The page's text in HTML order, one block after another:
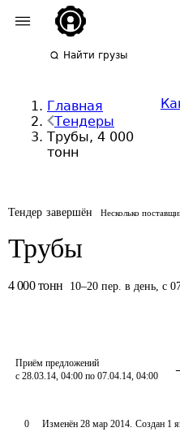
Найти грузы
Главная
Тендеры
Трубы, 4 000
тонн
Тендер завершён Несколько
Трубы
4 000 тонн 10–20 пер. в день, с
Приём предложений
с 28.03.14, 04:00 по 07.04.14, 04:00
0 Изменён 28 мар 2014. Создан 1